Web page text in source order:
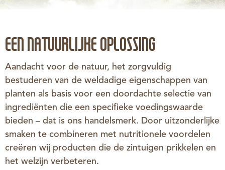
EEN NATUURLIJKE OPLOSSING
Aandacht voor de natuur, het zorgvuldig
bestuderen van de weldadige eigenschappen van
planten als basis voor een doordachte selectie van
ingrediënten die een specifieke voedingswaarde
bieden – dat is ons handelsmerk. Door uitzonderlijke
smaken te combineren met nutritionele voordelen
creëren wij producten die de zintuigen prikkelen en
het welzijn verbeteren.